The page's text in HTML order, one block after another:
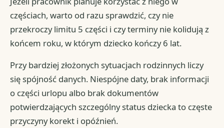
częściach, warto od razu sprawdzić, czy nie
przekroczy limitu 5 części i czy terminy nie kolidują z
końcem roku, w którym dziecko kończy 6 lat.
Przy bardziej złożonych sytuacjach rodzinnych liczy
się spójność danych. Niespójne daty, brak informacji
o części urlopu albo brak dokumentów
potwierdzających szczególny status dziecka to częste
przyczyny korekt i opóźnień.